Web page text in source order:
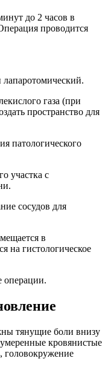
до 2 часов в
проводится
газа (при
пространство для
патологического
участка с
сосудов для
в
на гистологическое
операции.
тянущие боли внизу
кровянистые
головокружение